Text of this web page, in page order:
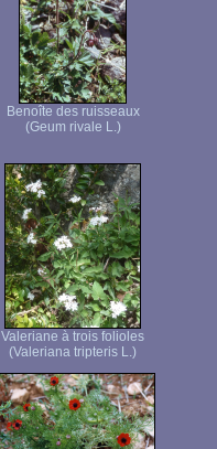
Benoîte des ruisseaux
(Geum rivale L.)
Valeriane à trois folioles
(Valeriana tripteris L.)